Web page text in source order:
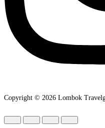
Copyright © 2026 Lombok